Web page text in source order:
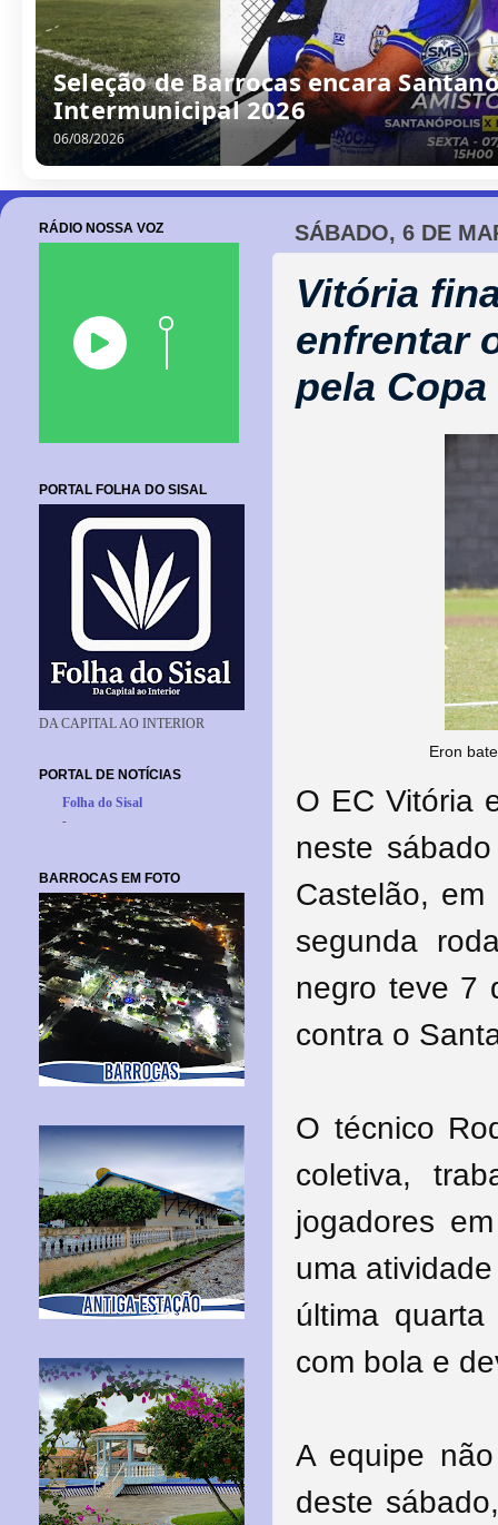
0
8
/
2
0
2
6
SÁBADO, 6 DE
Vitória
enfrentar
pela
Eron
O EC Vitória
neste
Castelão,
segunda
negro teve 7
contra o
O técnico
coletiva,
jogadores
uma
última
com bola e
A equipe
deste
RÁDIO NOSSA VOZ
PORTAL FOLHA DO SISAL
DA CAPITAL AO INTERIOR
PORTAL DE NOTÍCIAS
Folha do Sisal
-
BARROCAS EM FOTO